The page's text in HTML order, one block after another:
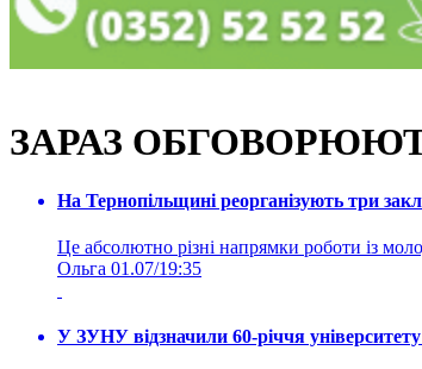
ЗАРАЗ
На Тернопільщині реорганізують три
Це абсолютно різні напрямки роботи із
Ольга 01.07/19:35
У ЗУНУ відзначили 60-річчя